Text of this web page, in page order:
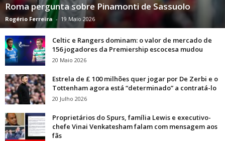
Roma pergunta sobre Pinamonti de Sassuolo
Rogério Ferreira - 19 Maio 2026
Celtic e Rangers dominam: o valor de mercado de
156 jogadores da Premiership escocesa mudou
20 Maio 2026
Estrela de £ 100 milhões quer jogar por De Zerbi e o
Tottenham agora está “determinado” a contratá-lo
20 Julho 2026
Proprietários do Spurs, família Lewis e executivo-
chefe Vinai Venkatesham falam com mensagem aos
fãs